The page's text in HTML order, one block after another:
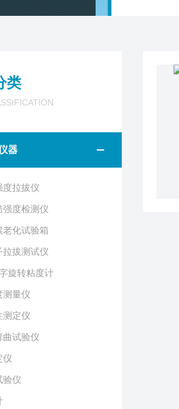
类
器
度拉拔仪
强度检测仪
老化试验箱
拉拔测试仪
旋转粘度计
测量仪
测定仪
曲试验仪
仪
验仪